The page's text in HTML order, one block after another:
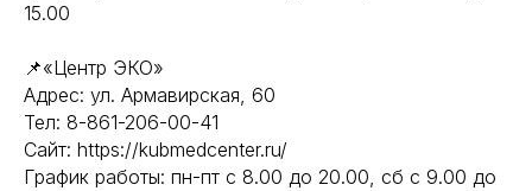
15.00
📌«Центр ЭКО»
Адрес: ул. Армавирская, 60
Тел: 8-861-206-00-41
Сайт: https://kubmedcenter.ru/
График работы: пн-пт с 8.00 до 20.00, сб с 9.00 до